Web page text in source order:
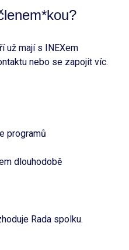
už mají s INEXem
nebo se zapojit víc.
programů
dlouhodobě
Rada spolku.